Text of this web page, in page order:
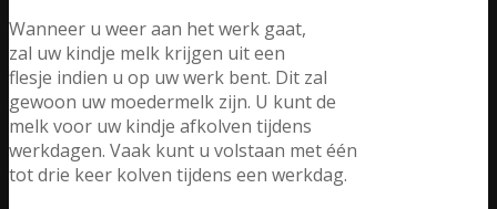
Wanneer u weer aan het werk gaat,
zal uw kindje melk krijgen uit een
flesje indien u op uw werk bent. Dit zal
gewoon uw moedermelk zijn. U kunt de
melk voor uw kindje afkolven tijdens
werkdagen. Vaak kunt u volstaan met één
tot drie keer kolven tijdens een werkdag.